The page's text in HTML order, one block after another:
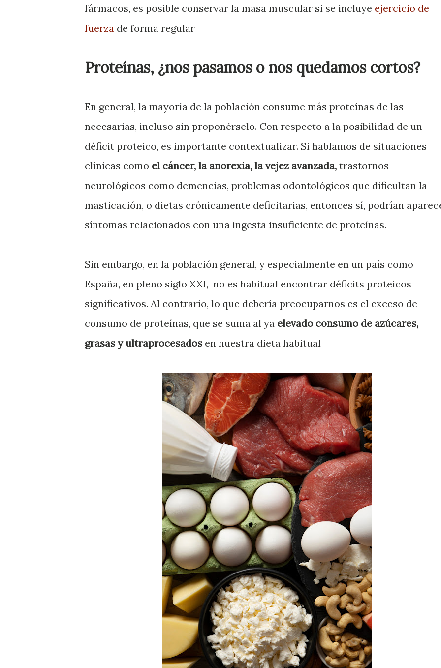
fármacos, es posible conservar la masa muscular si se incluye ejercicio de
fuerza de forma regular
Proteínas, ¿nos pasamos o nos quedamos cortos?
En general, la mayoría de la población consume más proteínas de las
necesarias, incluso sin proponérselo. Con respecto a la posibilidad de un
déficit proteico, es importante contextualizar. Si hablamos de situaciones
clínicas como el cáncer, la anorexia, la vejez avanzada, trastornos
neurológicos como demencias, problemas odontológicos que dificultan la
masticación, o dietas crónicamente deficitarias, entonces sí, podrían
síntomas relacionados con una ingesta insuficiente de proteínas.
Sin embargo, en la población general, y especialmente en un país como
España, en pleno siglo XXI, no es habitual encontrar déficits proteicos
significativos. Al contrario, lo que debería preocuparnos es el exceso de
consumo de proteínas, que se suma al ya elevado consumo de azúcares,
grasas y ultraprocesados en nuestra dieta habitual